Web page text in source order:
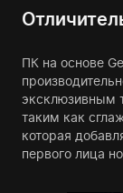
ПК на основе
эксклюзивным
таким как
которая
первого лица